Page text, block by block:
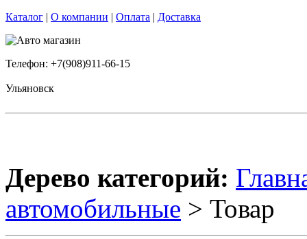
Каталог | О компании | Оплата | Доставка
Телефон: +7(908)911-66-15
Ульяновск
Дерево категорий:
автомобильные > Товар